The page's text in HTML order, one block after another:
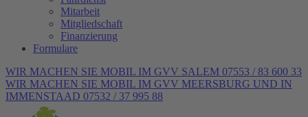
Mitarbeit
Mitgliedschaft
Finanzierung
Formulare
WIR MACHEN SIE MOBIL IM GVV SALEM 07553 / 83 600 33
WIR MACHEN SIE MOBIL IM GVV MEERSBURG UND IN
IMMENSTAAD 07532 / 37 995 88